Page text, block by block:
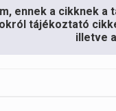
ennek a cikknek
tájékoztató
illetve